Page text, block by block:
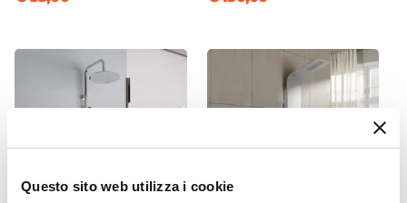
Questo sito web utilizza i cookie
130 cm
Dimensione Entrata
105 cm
Vetro temperato
Fumè